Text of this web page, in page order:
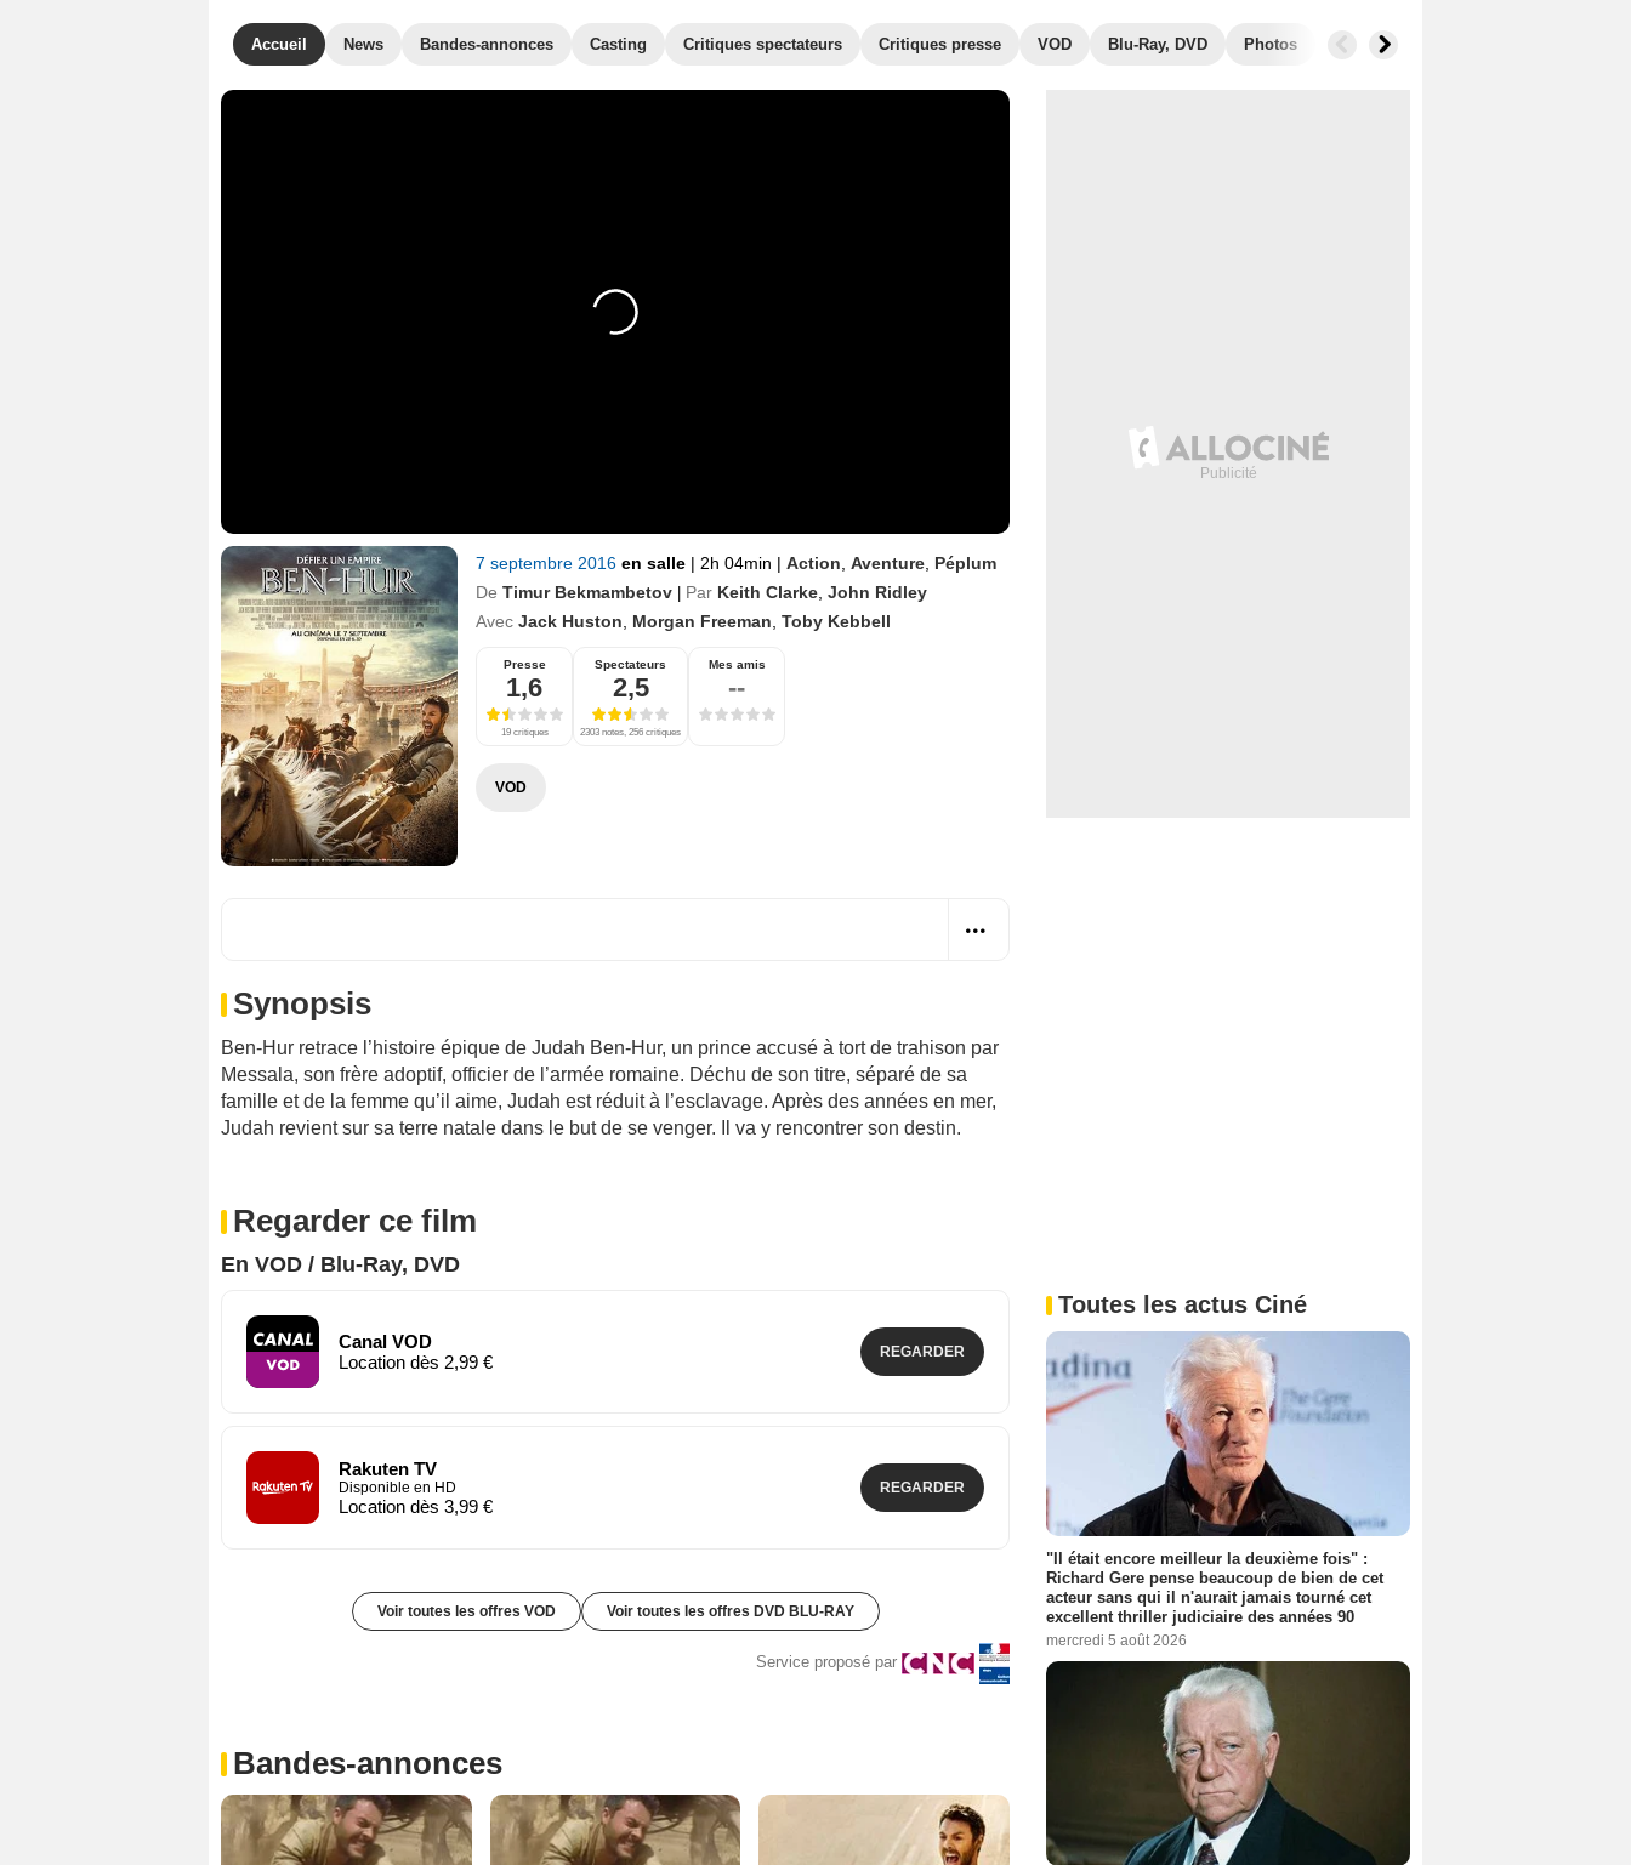
Accueil News Bandes-annonces Casting Critiques spectateurs Critiques presse VOD Blu-Ray, DVD Photos Musique
7 septembre 2016 en salle | 2h 04min | Action Aventure Péplum
De Timur Bekmambetov | Par Keith Clarke John Ridley
Avec Jack Huston Morgan Freeman Toby Kebbell
Presse
1,6
19 critiques
Spectateurs
2,5
2303 notes, 256 critiques
Mes amis
--
VOD
Synopsis
Ben-Hur retrace l’histoire épique de Judah Ben-Hur, un prince accusé à tort de trahison par
Messala, son frère adoptif, officier de l’armée romaine. Déchu de son titre, séparé de sa
famille et de la femme qu’il aime, Judah est réduit à l’esclavage. Après des années en mer,
Judah revient sur sa terre natale dans le but de se venger. Il va y rencontrer son destin.
Regarder ce film
En VOD / Blu-Ray, DVD
Canal VOD
Location dès 2,99 €
REGARDER
Rakuten TV
Disponible en HD
Location dès 3,99 €
REGARDER
Voir toutes les offres VOD Voir toutes les offres DVD BLU-RAY
Service proposé par
Bandes-annonces
Toutes les actus Ciné
"Il était encore meilleur la deuxième fois" :
Richard Gere pense beaucoup de bien de cet
acteur sans qui il n'aurait jamais tourné cet
excellent thriller judiciaire des années 90
mercredi 5 août 2026